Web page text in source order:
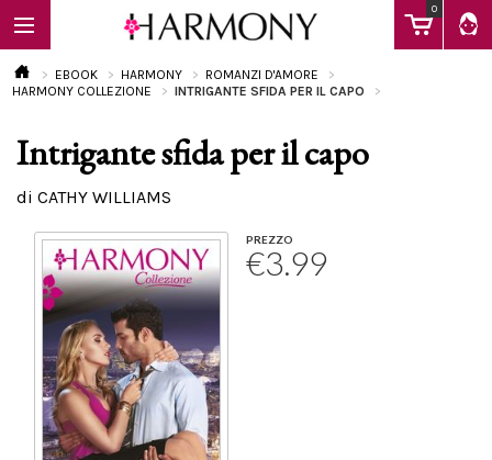
0
EBOOK
Calendario
EBOOK HARMONY
ROMANZI D'AMORE
HARMONY COLLEZIONE
INTRIGANTE SFIDA PER IL CAPO
Intrigante sfida per il capo
di CATHY WILLIAMS
PREZZO
€3.99